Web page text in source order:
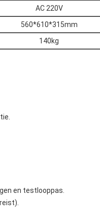
AC 220V
560*610*315mm
140kg
en testlooppas.